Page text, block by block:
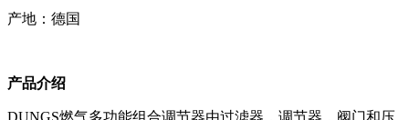
产地：德国
产品介绍
DUNGS燃气多功能组合调节器由过滤器，调节器，阀门和压